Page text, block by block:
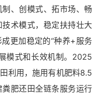
、创模式、拓市场、畅
术模式，稳定扶持壮大
更加稳定的“种养+服务
模式和长效机制。2025
利用，施用有机肥料8.5
肥还田全链条服务运行